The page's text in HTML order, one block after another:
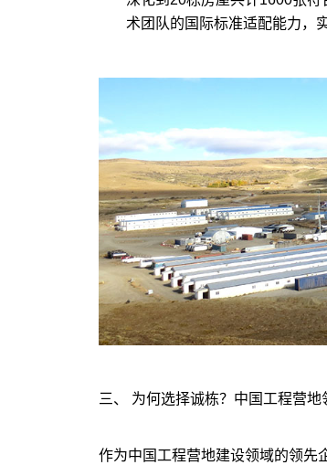
术团队的国际标准适配能力，
三、 为何选择诚栋？中国工程营地
作为中国工程营地建设领域的领先